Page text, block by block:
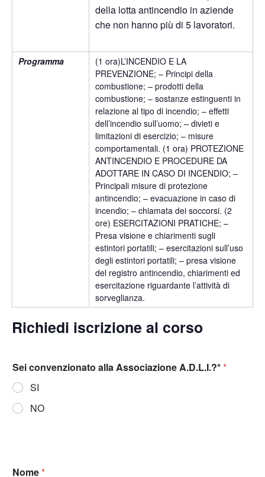
della lotta antincendio in aziende
che non hanno più di 5 lavoratori.
Programma
(1 ora)L’INCENDIO E LA
PREVENZIONE; – Principi della
combustione; – prodotti della
combustione; – sostanze estinguenti in
relazione al tipo di incendio; – effetti
dell’incendio sull’uomo; – divieti e
limitazioni di esercizio; – misure
comportamentali. (1 ora) PROTEZIONE
ANTINCENDIO E PROCEDURE DA
ADOTTARE IN CASO DI INCENDIO; –
Principali misure di protezione
antincendio; – evacuazione in caso di
incendio; – chiamata dei soccorsi. (2
ore) ESERCITAZIONI PRATICHE; –
Presa visione e chiarimenti sugli
estintori portatili; – esercitazioni sull’uso
degli estintori portatili; – presa visione
del registro antincendio, chiarimenti ed
esercitazione riguardante l’attività di
sorveglianza.
Richiedi iscrizione al corso
Sei convenzionato alla Associazione A.D.L.I.?**
SI
NO
Nome*